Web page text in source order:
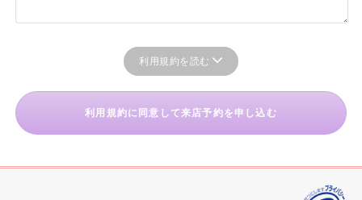
利用規約を読む
利用規約に同意して来店予約を申し込む